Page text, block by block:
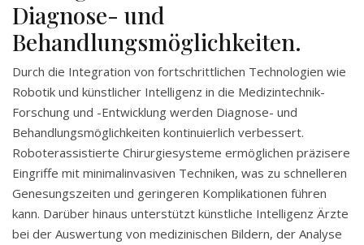
Diagnose- und
Behandlungsmöglichkeiten.
Durch die Integration von fortschrittlichen Technologien wie
Robotik und künstlicher Intelligenz in die Medizintechnik-
Forschung und -Entwicklung werden Diagnose- und
Behandlungsmöglichkeiten kontinuierlich verbessert.
Roboterassistierte Chirurgiesysteme ermöglichen präzisere
Eingriffe mit minimalinvasiven Techniken, was zu schnelleren
Genesungszeiten und geringeren Komplikationen führen
kann. Darüber hinaus unterstützt künstliche Intelligenz Ärzte
bei der Auswertung von medizinischen Bildern, der Analyse